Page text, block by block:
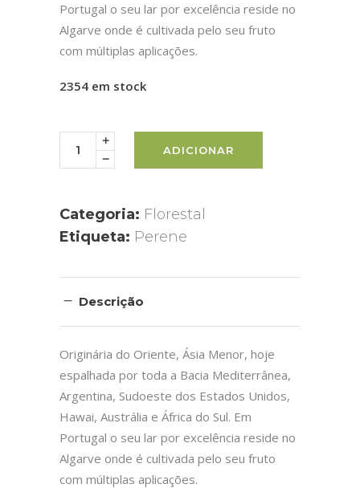
Portugal o seu lar por excelência reside no
Algarve onde é cultivada pelo seu fruto
com múltiplas aplicações.
2354 em stock
ADICIONAR
Categoria: Florestal
Etiqueta: Perene
Descrição
Originária do Oriente, Ásia Menor, hoje
espalhada por toda a Bacia Mediterrânea,
Argentina, Sudoeste dos Estados Unidos,
Hawai, Austrália e África do Sul. Em
Portugal o seu lar por excelência reside no
Algarve onde é cultivada pelo seu fruto
com múltiplas aplicações.